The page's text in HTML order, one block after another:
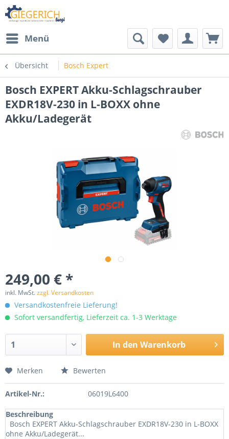
Menü
Übersicht Bosch Expert
Bosch EXPERT Akku-Schlagschrauber
EXDR18V-230 in L-BOXX ohne
Akku/Ladegerät
249,00 € *
inkl. MwSt.zzgl. Versandkosten
Versandkostenfreie Lieferung!
Sofort versandfertig, Lieferzeit ca. 1-3 Werktage
In den Warenkorb
Merken Bewerten
Artikel-Nr.: 06019L6400
Beschreibung
Bosch EXPERT Akku-Schlagschrauber EXDR18V-230 in L-BOXX
ohne Akku/Ladegerät...